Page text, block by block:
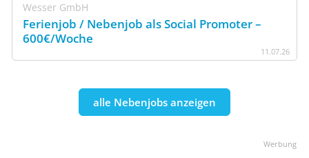
Wesser GmbH
Ferienjob / Nebenjob als Social Promoter –
600€/Woche
11 .07.26
alle Nebenjobs anzeigen